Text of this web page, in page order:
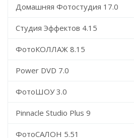
Домашняя Фотостудия 17.0
Студия Эффектов 4.15
ФотоКОЛЛАЖ 8.15
Power DVD 7.0
ФотоШОУ 3.0
Pinnacle Studio Plus 9
ФотоСАЛОН 5.51